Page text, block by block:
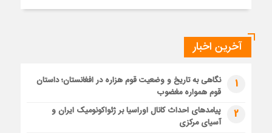
آخرین اخبار
1
نگاهی به تاریخ و وضعیت قوم هزاره در افغانستان؛ داستان
قوم همواره مغضوب
2
پیامدهای احداث کانال اوراسیا بر ژئواکونومیک ایران و
آسیای مرکزی